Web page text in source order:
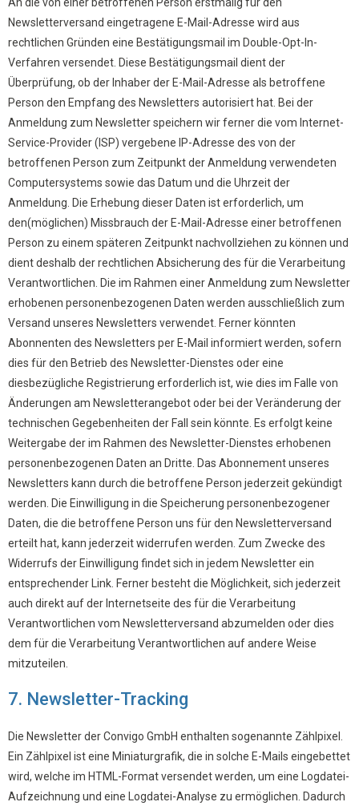
Newsletterversand eingetragene E-Mail-Adresse wird aus
rechtlichen Gründen eine Bestätigungsmail im Double-Opt-In-
Verfahren versendet. Diese Bestätigungsmail dient der
Überprüfung, ob der Inhaber der E-Mail-Adresse als betroffene
Person den Empfang des Newsletters autorisiert hat. Bei der
Anmeldung zum Newsletter speichern wir ferner die vom Internet-
Service-Provider (ISP) vergebene IP-Adresse des von der
betroffenen Person zum Zeitpunkt der Anmeldung verwendeten
Computersystems sowie das Datum und die Uhrzeit der
Anmeldung. Die Erhebung dieser Daten ist erforderlich, um
den(möglichen) Missbrauch der E-Mail-Adresse einer betroffenen
Person zu einem späteren Zeitpunkt nachvollziehen zu können und
dient deshalb der rechtlichen Absicherung des für die Verarbeitung
Verantwortlichen. Die im Rahmen einer Anmeldung zum Newsletter
erhobenen personenbezogenen Daten werden ausschließlich zum
Versand unseres Newsletters verwendet. Ferner könnten
Abonnenten des Newsletters per E-Mail informiert werden, sofern
dies für den Betrieb des Newsletter-Dienstes oder eine
diesbezügliche Registrierung erforderlich ist, wie dies im Falle von
Änderungen am Newsletterangebot oder bei der Veränderung der
technischen Gegebenheiten der Fall sein könnte. Es erfolgt keine
Weitergabe der im Rahmen des Newsletter-Dienstes erhobenen
personenbezogenen Daten an Dritte. Das Abonnement unseres
Newsletters kann durch die betroffene Person jederzeit gekündigt
werden. Die Einwilligung in die Speicherung personenbezogener
Daten, die die betroffene Person uns für den Newsletterversand
erteilt hat, kann jederzeit widerrufen werden. Zum Zwecke des
Widerrufs der Einwilligung findet sich in jedem Newsletter ein
entsprechender Link. Ferner besteht die Möglichkeit, sich jederzeit
auch direkt auf der Internetseite des für die Verarbeitung
Verantwortlichen vom Newsletterversand abzumelden oder dies
dem für die Verarbeitung Verantwortlichen auf andere Weise
mitzuteilen.
7. Newsletter-Tracking
Die Newsletter der Convigo GmbH enthalten sogenannte Zählpixel.
Ein Zählpixel ist eine Miniaturgrafik, die in solche E-Mails eingebettet
wird, welche im HTML-Format versendet werden, um eine Logdatei-
Aufzeichnung und eine Logdatei-Analyse zu ermöglichen. Dadurch